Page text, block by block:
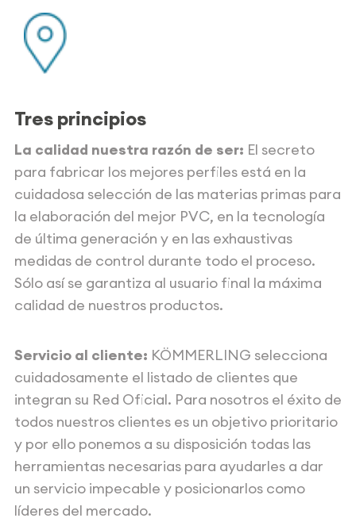
Tres principios
La calidad nuestra razón de ser: El secreto
para fabricar los mejores perfiles está en la
cuidadosa selección de las materias primas para
la elaboración del mejor PVC, en la tecnología
de última generación y en las exhaustivas
medidas de control durante todo el proceso.
Sólo así se garantiza al usuario final la máxima
calidad de nuestros productos.
Servicio al cliente: KÖMMERLING selecciona
cuidadosamente el listado de clientes que
integran su Red Oficial. Para nosotros el éxito de
todos nuestros clientes es un objetivo prioritario
y por ello ponemos a su disposición todas las
herramientas necesarias para ayudarles a dar
un servicio impecable y posicionarlos como
líderes del mercado.